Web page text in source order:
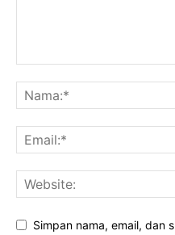
Simpan nama, email, dan